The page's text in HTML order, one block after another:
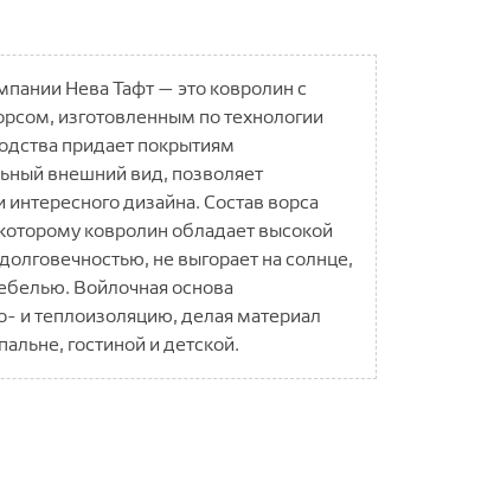
Нева Тафт — это ковролин с
изготовленным по технологии
придает покрытиям
внешний вид, позволяет
дизайна. Состав ворса
ковролин обладает высокой
не выгорает на солнце,
Войлочная основа
и теплоизоляцию, делая материал
гостиной и детской.